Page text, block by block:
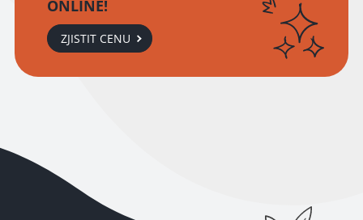
ONLINE!
ZJISTIT CENU